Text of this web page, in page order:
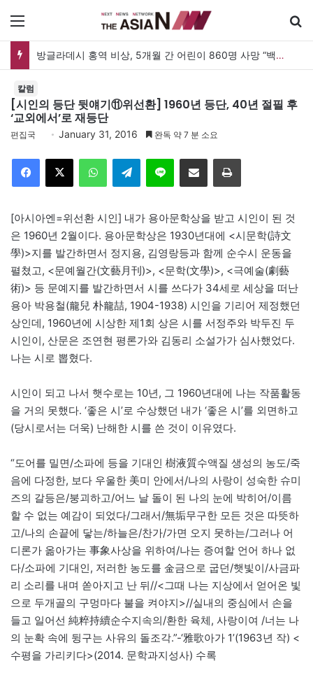
방글라데시 홍역 비상, 5개월 간 어린이 860명 사망 “백신 조달 시스템 변경이 화근”
칼럼
[시인의 등단 뒷얘기⑪위선환] 1960년 등단, 40년 절필 후
‘교외에서’로 재등단
편집국 January 31, 2016 완독 약 7 분 소요
Telegram 이메일
[아시아엔=위선환 시인] 내가 용아문학상을 받고 시인이 된 것
은 1960년 2월이다. 용아문학상은 1930년대에 <시문학(詩文
學)>지를 발간하면서 정지용, 김영랑등과 함께 순수시 운동을
펼쳤고, <문예월간(文藝月刊)>, <문학(文學)>, <극예술(劇藝
術)> 등 문예지를 발간하면서 시를 쓰다가 34세로 세상을 떠난
용아 박용철(龍兒 朴龍喆, 1904-1938) 시인을 기리어 제정했던
상인데, 1960년에 시상한 제1회 상은 시를 서정주와 박두진 두
시인이, 산문은 조연현 평론가와 김동리 소설가가 심사했었다.
나는 시로 뽑혔다.
시인이 되고 나서 햇수로는 10년, 그 1960년대에 나는 작품활동
을 거의 못했다. ‘좋은 시’로 수상했던 내가 ‘좋은 시’를 외면하고
(당시로서는 더욱) 난해한 시를 쓴 것이 이유였다.
“도어를 밀면/소파에 등을 기대인 樹液質수액질 생성의 농도/죽
음에 다정한, 보다 우울한 美미 안에서/나의 사랑이 성숙한 슈미
즈의 갈등은/붕괴하고/어느 날 돌이 된 나의 눈에 박히어/이름
할 수 없는 예감이 되었다/그래서/無垢무구한 모든 것은 따뜻하
고/나의 손끝에 닿는/하늘은/찬가/가면 오지 못하는/그러나 어
디론가 옮아가는 事象사상을 위하여/나는 증여할 언어 하나 없
다/소파에 기대인, 저러한 농도를 金금으로 굽던/햇빛이/사금파
리 소리를 내며 쏟아지고 난 뒤//<그때 나는 지상에서 얻어온 빛
으로 두개골의 구멍마다 불을 켜야지>//실내의 중심에서 손을
들고 일어선 純粹持續순수지속의/환한 육체, 사랑이여 /너는 나
의 눈확 속에 뒹구는 사유의 돌조각.”-‘雅歌아가 1’(1963년 작) <
수평을 가리키다>(2014. 문학과지성사) 수록